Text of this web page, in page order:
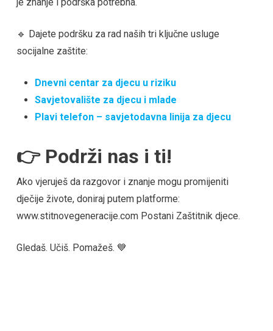
je znanje i podrška potrebna.
🔹 Dajete podršku za rad naših tri ključne usluge
socijalne zaštite:
Dnevni centar za djecu u riziku
Savjetovalište za djecu i mlade
Plavi telefon – savjetodavna linija za djecu
👉 Podrži nas i ti!
Ako vjeruješ da razgovor i znanje mogu promijeniti
dječije živote, doniraj putem platforme:
www.stitnovegeneracije.com Postani Zaštitnik djece.
Gledaš. Učiš. Pomažeš. 💙